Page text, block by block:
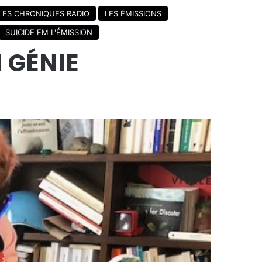
CHRONIQUES RADIO
LES ÉMISSIONS
SUICIDE FM L'ÉMISSION
Lecteur